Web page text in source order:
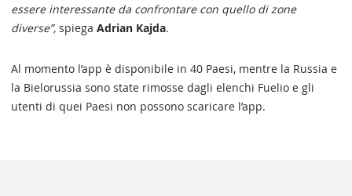
essere interessante da confrontare con quello di zone
diverse”, spiega Adrian Kajda.
Al momento l’app è disponibile in 40 Paesi, mentre la Russia e
la Bielorussia sono state rimosse dagli elenchi Fuelio e gli
utenti di quei Paesi non possono scaricare l’app.